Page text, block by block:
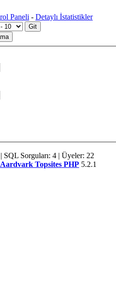
Paneli - Detaylı İstatistikler
SQL Sorguları: 4 | Üyeler: 22
Aardvark Topsites PHP 5.2.1